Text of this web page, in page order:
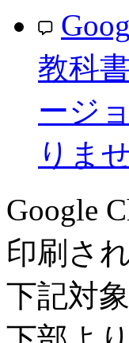
教科
ージ
りま
Google
印刷さ
下記対